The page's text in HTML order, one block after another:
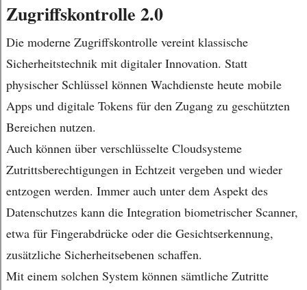
Zugriffskontrolle 2.0
Die moderne Zugriffskontrolle vereint klassische
Sicherheitstechnik mit digitaler Innovation. Statt
physischer Schlüssel können Wachdienste heute mobile
Apps und digitale Tokens für den Zugang zu geschützten
Bereichen nutzen.
Auch können über verschlüsselte Cloudsysteme
Zutrittsberechtigungen in Echtzeit vergeben und wieder
entzogen werden. Immer auch unter dem Aspekt des
Datenschutzes kann die Integration biometrischer Scanner,
etwa für Fingerabdrücke oder die Gesichtserkennung,
zusätzliche Sicherheitsebenen schaffen.
Mit einem solchen System können sämtliche Zutritte